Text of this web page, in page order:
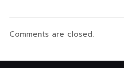
Comments are closed.